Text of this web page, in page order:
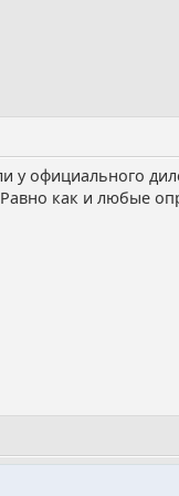
официального
как и любые